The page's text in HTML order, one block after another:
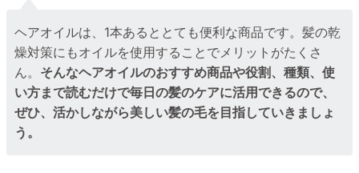
ヘアオイルは、1本あるととても便利な商品です。髪の乾
燥対策にもオイルを使用することでメリットがたくさ
ん。 そんなヘアオイルのおすすめ商品や役割、種類、使
い方まで読むだけで毎日の髪のケアに活用できるので、
ぜひ、活かしながら美しい髪の毛を目指していきましょ
う。